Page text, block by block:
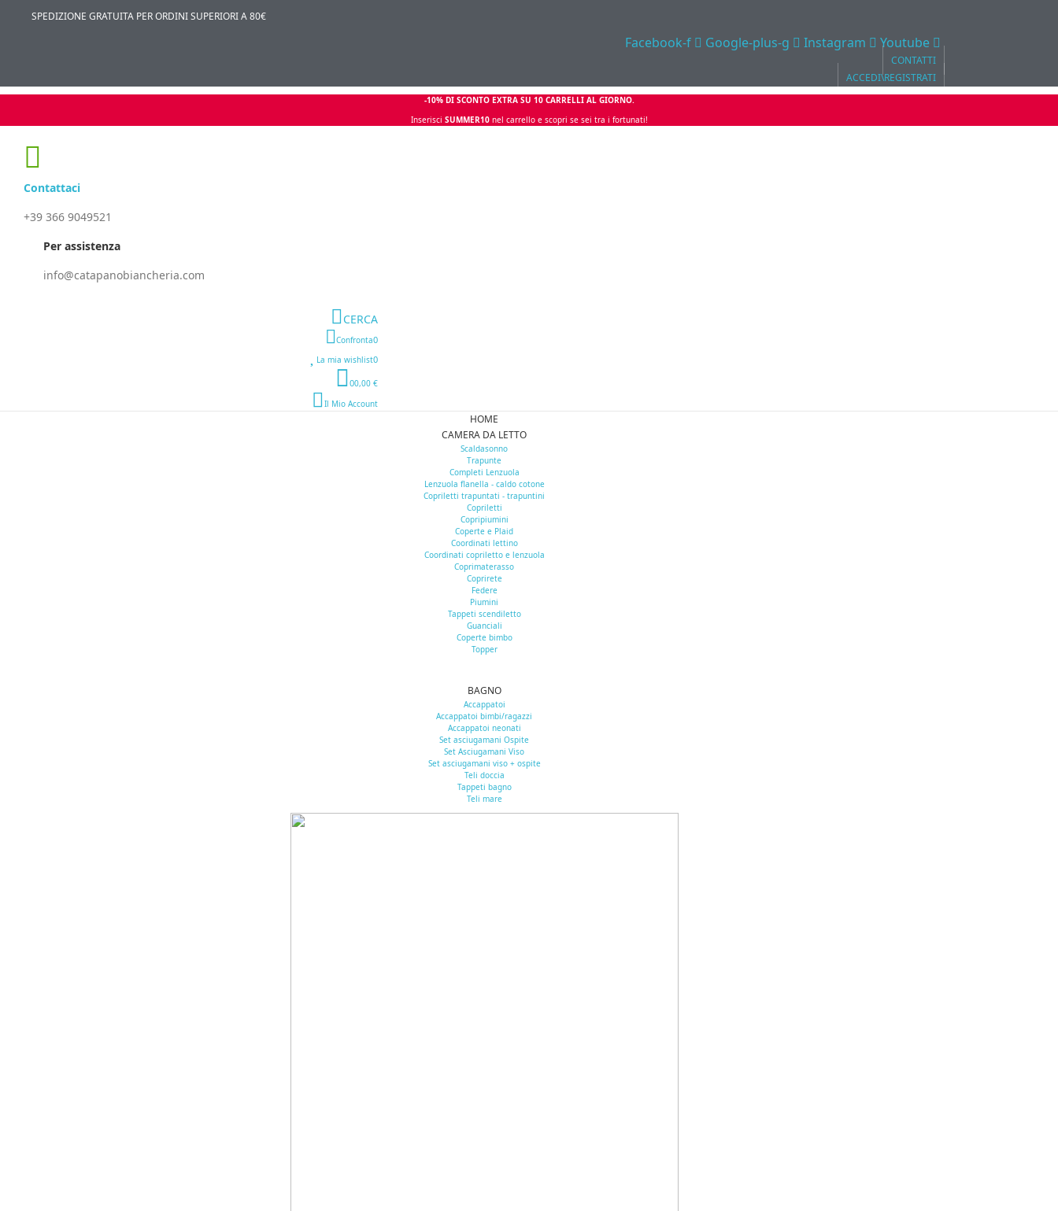
SPEDIZIONE GRATUITA PER ORDINI SUPERIORI A 80€
Facebook-f Google-plus-g Instagram Youtube
CONTATTI
ACCEDI\REGISTRATI
-10% DI SCONTO EXTRA SU 10 CARRELLI AL GIORNO.
Inserisci SUMMER10 nel carrello e scopri se sei tra i fortunati!
Contattaci
+39 366 9049521
Per assistenza
info@catapanobiancheria.com
CERCA
Confronta0
La mia wishlist0
00,00 €
Il Mio Account
HOME
CAMERA DA LETTO
Scaldasonno
Trapunte
Completi Lenzuola
Lenzuola flanella - caldo cotone
Copriletti trapuntati - trapuntini
Copriletti
Copripiumini
Coperte e Plaid
Coordinati lettino
Coordinati copriletto e lenzuola
Coprimaterasso
Coprirete
Federe
Piumini
Tappeti scendiletto
Guanciali
Coperte bimbo
Topper
BAGNO
Accappatoi
Accappatoi bimbi/ragazzi
Accappatoi neonati
Set asciugamani Ospite
Set Asciugamani Viso
Set asciugamani viso + ospite
Teli doccia
Tappeti bagno
Teli mare